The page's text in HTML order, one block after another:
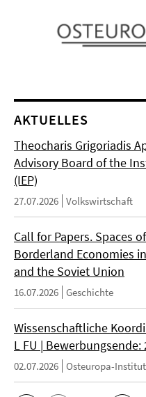
AKTUELLES
Theocharis Grigoriadis
Advisory Board of the
(IEP)
27.07.2026 Volkswirtschaft
Call for Papers. Spaces
Borderland Economies
and the Soviet Union
16.07.2026 Geschichte
Wissenschaftliche
L FU | Bewerbungsende:
02.07.2026 Osteuropa-Institut